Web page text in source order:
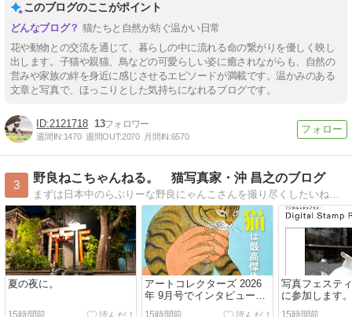
このブログのここがポイント
猫たちと自然が紡ぐ温かい日常
花や動物との交流を通じて、暮らしの中に流れる命の繋がりを優しく映し
出します。子猫や親猫、鳥などの可愛らしい姿に癒されながらも、自然の
営みや家族の絆を身近に感じさせるエピソードが満載です。温かみのある
文章と写真で、ほっこりとした気持ちになれるブログです。
2121718 13
週間IN:1470 週間OUT:2070 月間IN:6570
3
野良ねこちゃんねる。 猫写真家・沖 昌之のブログ
まずは日本中のらぶりーな野良にゃんこさんを撮り尽くしたいね。 ※ 半野良、地域猫含む。 猫写真家・沖 昌之のブログ
夏の夜に。
15時間前
アートコレクターズ 2026
年 9月号でインタビューを
受けました。
15時間前
写真フェステ
に参加します。
15時間前